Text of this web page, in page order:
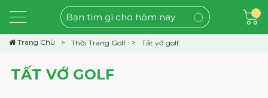
Trang Chủ Thời Trang Golf Tất vớ golf
TẤT VỚ GOLF